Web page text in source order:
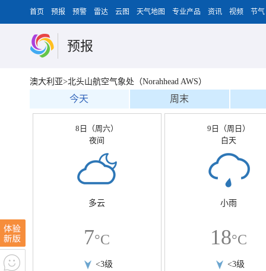
首页 预报 预警 雷达 云图 天气地图 专业产品 资讯 视频 节气
预报
澳大利亚>北头山航空气象处（Norahhead AWS）
今天 周末
8日（周六）
夜间
多云
7°C
<3级
9日（周日）
白天
小雨
18°C
<3级